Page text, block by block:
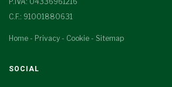
C.F.: 91001880631
Home - Privacy - Cookie - Sitemap
SOCIAL